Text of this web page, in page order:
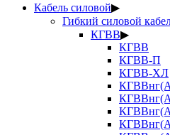
Кабель силовой▶
Гибкий силовой
КГВВ▶
КГВВ
КГВВ-П
КГВВ-ХЛ